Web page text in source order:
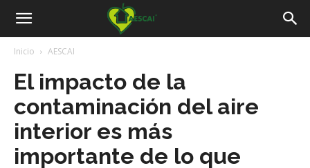
Aescai
Inicio AESCAI
El impacto de la
contaminación del aire
interior es más
importante de lo que